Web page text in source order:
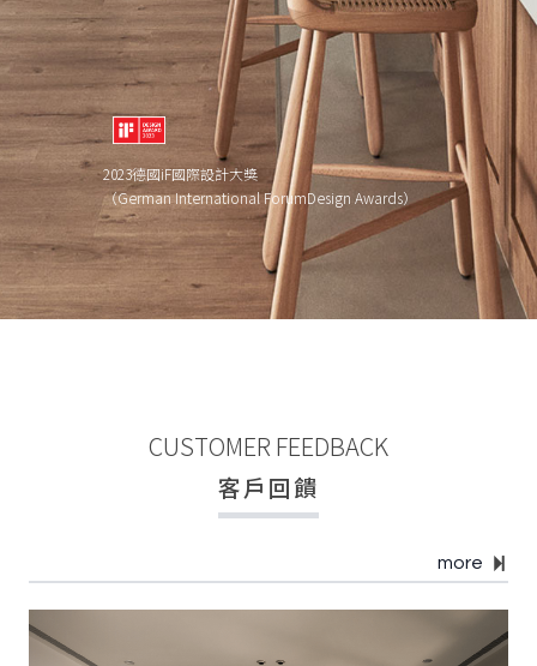
2023德國iF國際設計大獎
（German International ForumDesign Awards）
CUSTOMER FEEDBACK
客戶回饋
more